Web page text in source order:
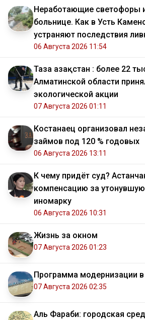
Неработающие светофоры
больнице. Как в Усть
устраняют последствия
06 Августа 2026 11:54
Таза Қазақстан : более 22
Алматинской области
экологической акции
07 Августа 2026 01:11
Костанаец организовал
займов под 120 % годовых
06 Августа 2026 13:11
К чему придёт суд?
компенсацию за
иномарку
06 Августа 2026 10:31
Жизнь за окном
07 Августа 2026 01:23
Программа модернизации в
07 Августа 2026 02:35
Аль Фараби: городская